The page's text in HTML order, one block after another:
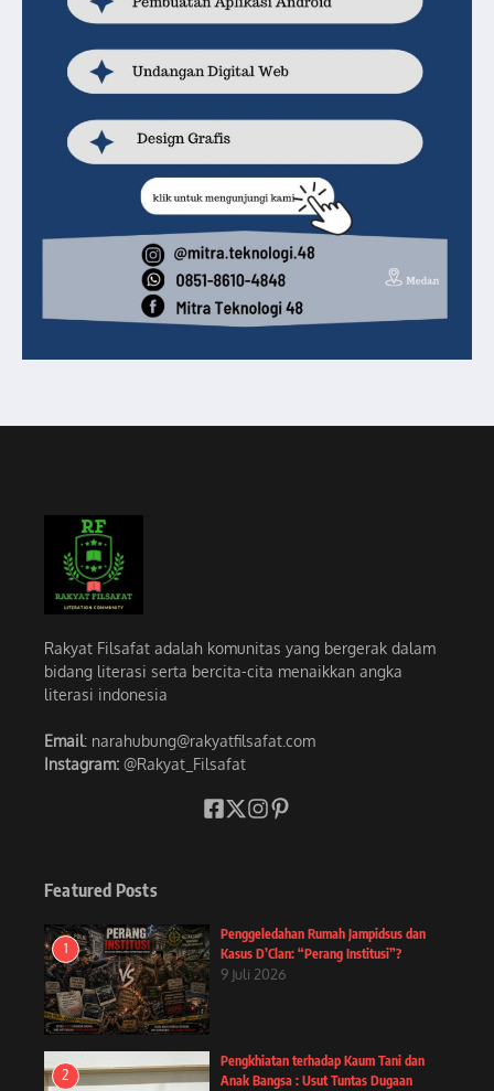
Rakyat Filsafat adalah komunitas yang bergerak dalam
bidang literasi serta bercita-cita menaikkan angka
literasi indonesia
Email: narahubung@rakyatfilsafat.com
Instagram: @Rakyat_Filsafat
Featured Posts
1
Penggeledahan Rumah Jampidsus dan
Kasus D’Clan: “Perang Institusi”?
9 Juli 2026
2
Pengkhiatan terhadap Kaum Tani dan
Anak Bangsa : Usut Tuntas Dugaan